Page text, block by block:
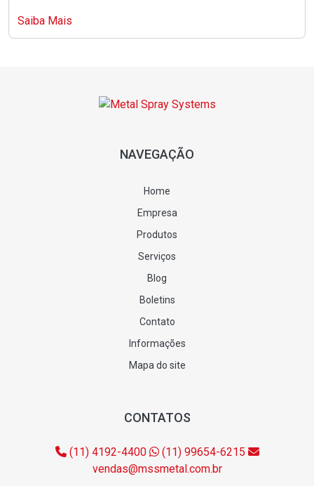
Saiba Mais
NAVEGAÇÃO
Home
Empresa
Produtos
Serviços
Blog
Boletins
Contato
Informações
Mapa do site
CONTATOS
(11) 4192-4400
(11) 99654-6215
vendas@mssmetal.com.br